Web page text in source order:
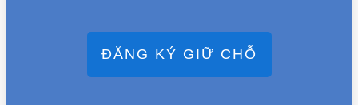
ĐĂNG KÝ GIỮ CHỖ